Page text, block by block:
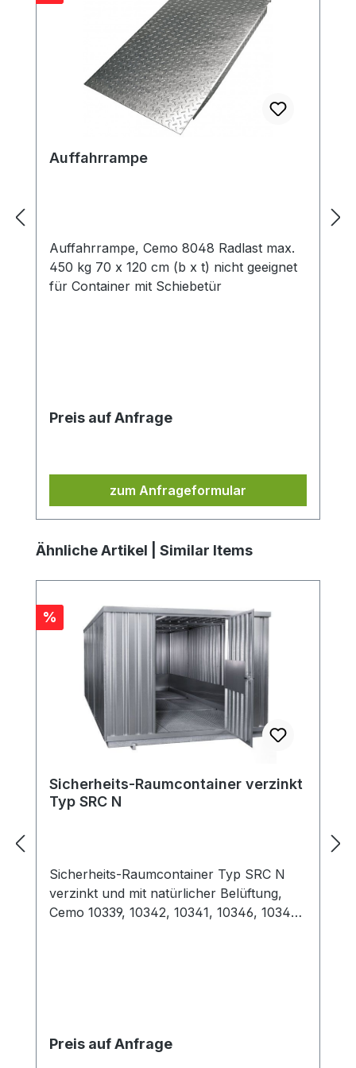
Auffahrrampe
Auffahrrampe, Cemo 8048 Radlast max.
450 kg 70 x 120 cm (b x t) nicht geeignet
für Container mit Schiebetür
Preis auf Anfrage
zum Anfrageformular
Produktgalerie überspringen
Ähnliche Artikel | Similar Items
Rabatt
%
Sicherheits-Raumcontainer verzinkt
Typ SRC N
Sicherheits-Raumcontainer Typ SRC N
verzinkt und mit natürlicher Belüftung,
Cemo 10339, 10342, 10341, 10346, 10345,
natürlicher Belüftung durch
Preis auf Anfrage